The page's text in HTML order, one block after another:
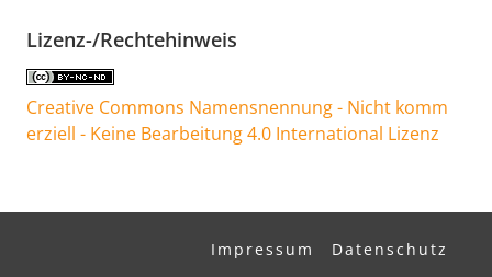
Lizenz-/Rechtehinweis
Creative Commons Namensnennung - Nicht komm
erziell - Keine Bearbeitung 4.0 International Lizenz
Impressum Datenschutz